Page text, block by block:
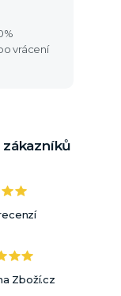
vrácení
zákazníků
Zboží.cz